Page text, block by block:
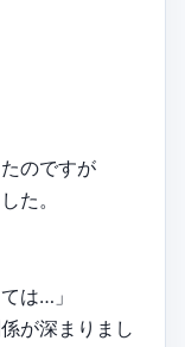
のですが
た。
は…」
が深まりまし